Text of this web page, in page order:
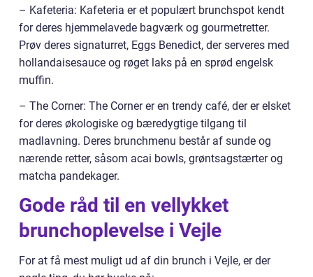
– Kafeteria: Kafeteria er et populært brunchspot kendt
for deres hjemmelavede bagværk og gourmetretter.
Prøv deres signaturret, Eggs Benedict, der serveres med
hollandaisesauce og røget laks på en sprød engelsk
muffin.
– The Corner: The Corner er en trendy café, der er elsket
for deres økologiske og bæredygtige tilgang til
madlavning. Deres brunchmenu består af sunde og
nærende retter, såsom acai bowls, grøntsagstærter og
matcha pandekager.
Gode råd til en vellykket
brunchoplevelse i Vejle
For at få mest muligt ud af din brunch i Vejle, er der